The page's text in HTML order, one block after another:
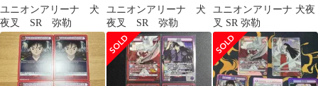
ユニオンアリーナ 犬
夜叉 SR 弥勒
ユニオンアリーナ 犬
夜叉 SR 弥勒
ユニオンアリーナ 犬夜
叉 SR 弥勒